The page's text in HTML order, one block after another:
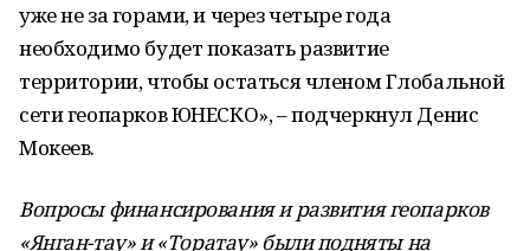
уже не за горами, и через четыре года
необходимо будет показать развитие
территории, чтобы остаться членом Глобальной
сети геопарков ЮНЕСКО», – подчеркнул Денис
Мокеев.
Вопросы финансирования и развития геопарков
«Янган-тау»и«Торатау»были подняты на